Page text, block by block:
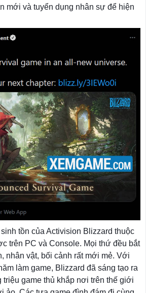
mới và tuyển dụng nhân sự để hiện
tồn của Activision Blizzard thuộc
trên PC và Console. Mọi thứ đều bắt
nhân vật, bối cảnh rất mới mẻ. Với
làm game, Blizzard đã sáng tạo ra
triệu game thủ khắp nơi trên thế giới